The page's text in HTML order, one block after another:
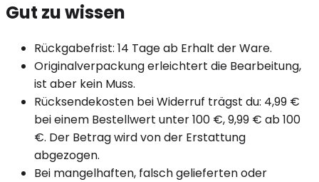
Gut zu wissen
Rückgabefrist: 14 Tage ab Erhalt der Ware.
Originalverpackung erleichtert die Bearbeitung,
ist aber kein Muss.
Rücksendekosten bei Widerruf trägst du: 4,99 €
bei einem Bestellwert unter 100 €, 9,99 € ab 100
€. Der Betrag wird von der Erstattung
abgezogen.
Bei mangelhaften, falsch gelieferten oder